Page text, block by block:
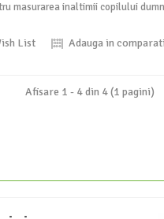
masurarea inaltimii copilului
List Adauga in
Afisare 1 - 4 din 4 (1 pagini)